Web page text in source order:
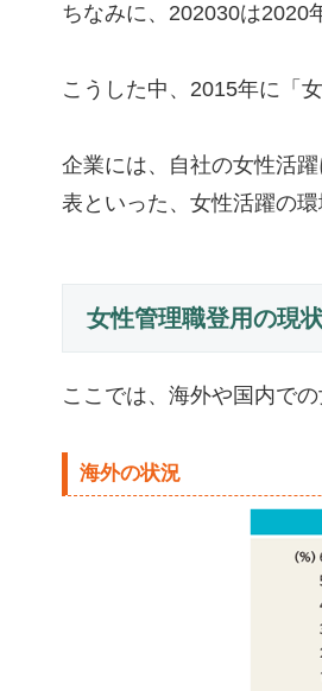
ちなみに、202030は2020
こうした中、2015年に「
企業には、自社の女性活
表といった、女性活躍の
女性管理職登用の現
ここでは、海外や国内で
海外の状況